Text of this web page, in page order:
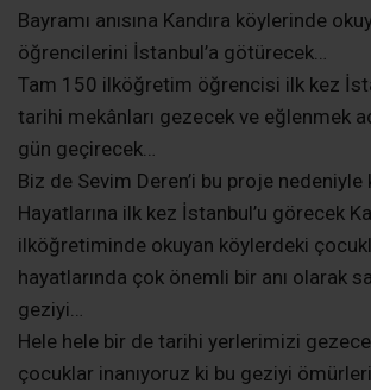
çocuklar inanıyoruz ki bu geziyi
unutmayacaklar…
Şehir yaşamı içinde olmamıza rağmen
çağlarında Topkapı Sarayı’na,
müzelerimize yaptığımız ziyaretleri
Unutamıyoruz…
Hayatımız sonuna kadar da
değildir…
Çünkü belirli yaşlara gelmemize
o tarihi yerlerimize ve müzelerimize
hiç bulamadık…
Belki Kandıra’daki köylerde bulunan